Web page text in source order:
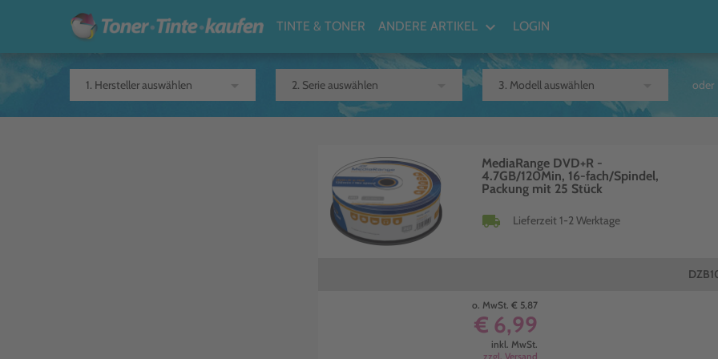
TINTE & TONER ANDERE ARTIKEL keyboard_arrow_down LOGIN
oder
MediaRange DVD+R -
4.7GB/120Min, 16-fach/Spindel,
Packung mit 25 Stück
local_shipping Lieferzeit 1-2 Werktage
o. MwSt. € 5,87
€ 6,99
inkl. MwSt.
zzgl. Versand